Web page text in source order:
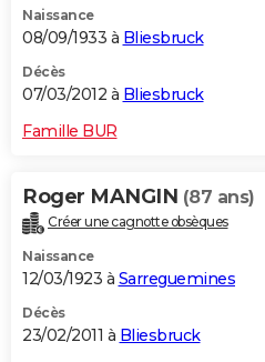
Naissance
08/09/1933 à Bliesbruck
Décès
07/03/2012 à Bliesbruck
Famille BUR
Roger MANGIN (87 ans)
Créer une cagnotte obsèques
Naissance
12/03/1923 à Sarreguemines
Décès
23/02/2011 à Bliesbruck